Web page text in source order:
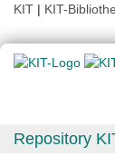
KIT | KIT-
Repository